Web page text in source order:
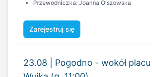
Przewodniczka: Joanna Olszowska
Zarejestruj się
23.08 | Pogodno - wokół